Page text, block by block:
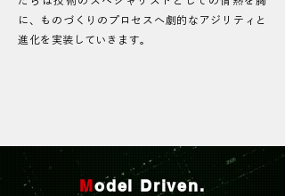
に、ものづくりのプロセスへ劇的なアジリティと
進化を実装していきます。
Model Driven.